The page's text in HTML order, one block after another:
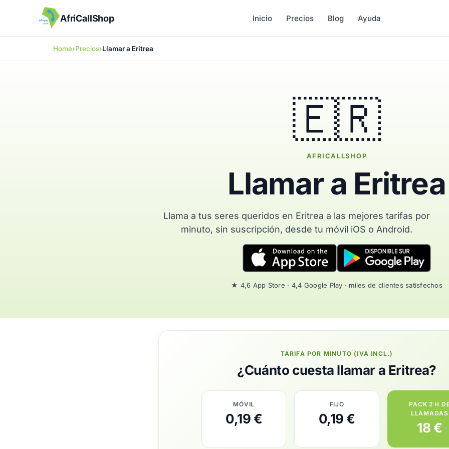
AfriCallShop Inicio Precios Blog Ayuda
Home Precios Llamar a Eritrea
🇪🇷
AFRICALLSHOP
Llamar a Eritrea
Llama a tus seres queridos en Eritrea a las mejores tarifas por
minuto, sin suscripción, desde tu móvil iOS o Android.
★ 4,6 App Store · 4,4 Google Play · miles de clientes satisfechos
TARIFA POR MINUTO (IVA INCL.)
¿Cuánto cuesta llamar a Eritrea?
MÓVIL
0,19 €
FIJO
0,19 €
PACK 2 H
LLAMADAS
18 €